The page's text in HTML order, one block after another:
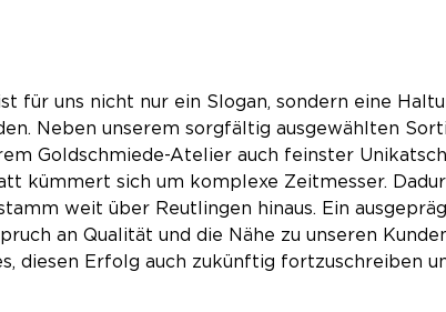
für uns nicht nur ein Slogan, sondern eine
Neben unserem sorgfältig ausgewählten
Goldschmiede-Atelier auch feinster
kümmert sich um komplexe Zeitmesser.
weit über Reutlingen hinaus. Ein
an Qualität und die Nähe zu unseren
diesen Erfolg auch zukünftig fortzuschreiben